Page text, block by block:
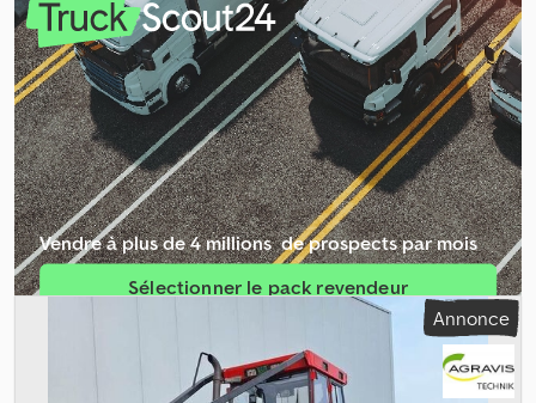
les biens d’occasion. La vente est effectuée conformément à
l’article 25a de la loi sur la TVA – régime de la marge bénéficiaire.
La TVA ne peut pas être indiquée séparément.
Vendre à plus de 4 millions ­ de prospects par mois
Sélectionner le pack revendeur
Annonce